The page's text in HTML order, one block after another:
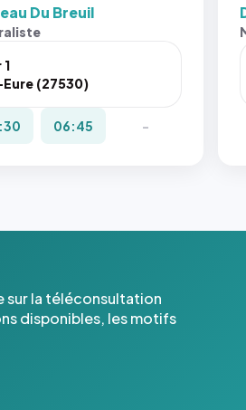
Du Breuil
(27530)
06:45 -
sur la téléconsultation
disponibles, les motifs